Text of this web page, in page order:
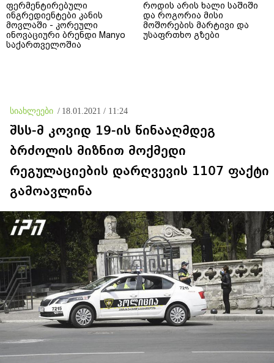
ფერმენტირებული
ინგრედიენტები კანის
მოვლაში - კორეული
ინოვაციური ბრენდი Manyo
საქართველოშია
როდის არის ხალი საშიში
და როგორია მისი
მოშორების მარტივი და
უსაფრთხო გზები
სიახლეები / 18.01.2021 / 11:24
შსს-მ კოვიდ 19-ის წინააღმდეგ
ბრძოლის მიზნით მოქმედი
რეგულაციების დარღვევის 1107 ფაქტი
გამოავლინა